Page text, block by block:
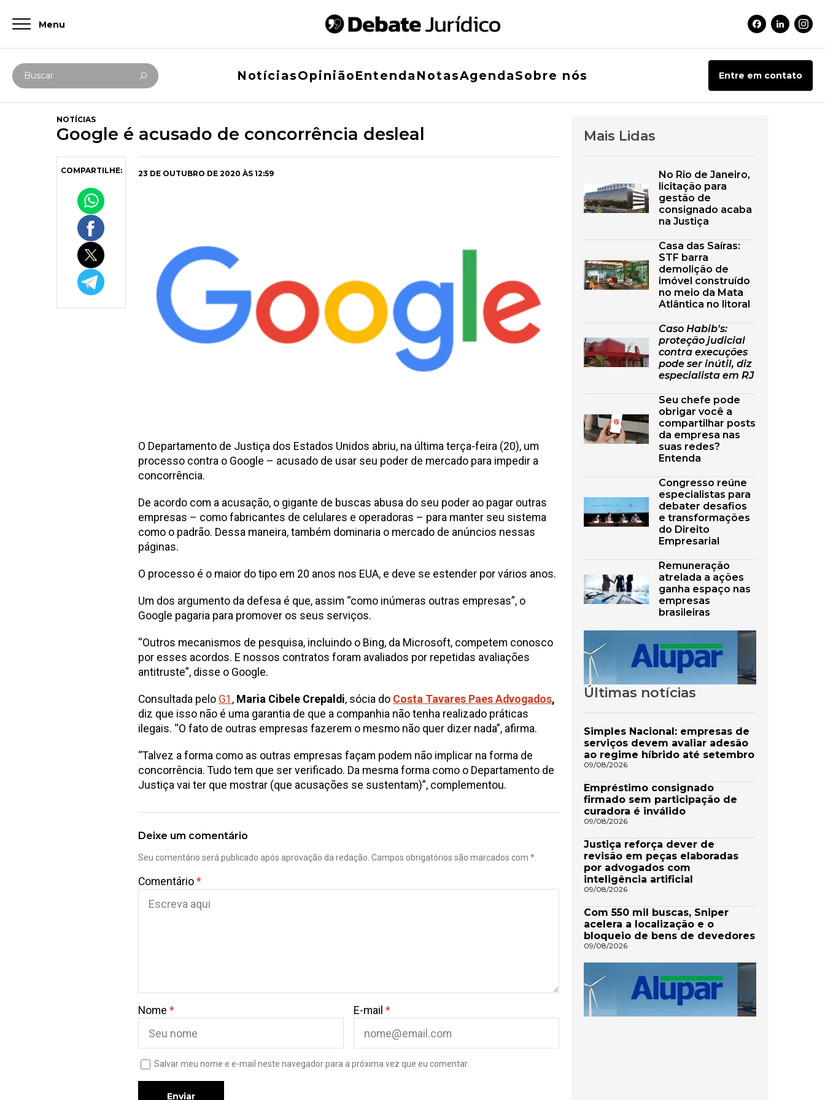
Menu Facebook
Linkedin
Digite abaixo sua busca
Buscar
NotíciasOpiniãoEntenda NotasAgendaSobre nós Entre em contato
NOTÍCIAS
Google é acusado de concorrência desleal
COMPARTILHE: 23 DE OUTUBRO DE 2020 ÀS 12:59
O Departamento de Justiça dos Estados Unidos abriu, na última terça-feira (20), um
processo contra o Google – acusado de usar seu poder de mercado para impedir a
concorrência.
De acordo com a acusação, o gigante de buscas abusa do seu poder ao pagar outras
empresas – como fabricantes de celulares e operadoras – para manter seu sistema
como o padrão. Dessa maneira, também dominaria o mercado de anúncios nessas
páginas.
O processo é o maior do tipo em 20 anos nos EUA, e deve se estender por vários anos.
Um dos argumento da defesa é que, assim “como inúmeras outras empresas”, o
Google pagaria para promover os seus serviços.
“Outros mecanismos de pesquisa, incluindo o Bing, da Microsoft, competem conosco
por esses acordos. E nossos contratos foram avaliados por repetidas avaliações
antitruste”, disse o Google.
Consultada pelo G1 , Maria Cibele Crepaldi, sócia do Costa Tavares Paes Advogados,
diz que isso não é uma garantia de que a companhia não tenha realizado práticas
ilegais. “O fato de outras empresas fazerem o mesmo não quer dizer nada”, afirma.
“Talvez a forma como as outras empresas façam podem não implicar na forma de
concorrência. Tudo tem que ser verificado. Da mesma forma como o Departamento de
Justiça vai ter que mostrar (que acusações se sustentam)”, complementou.
Deixe um comentário
Seu comentário será publicado após aprovação da redação. Campos obrigatórios são marcados com *.
Comentário*
Nome * E-mail*
Salvar meu nome e e-mail neste navegador para a próxima vez que eu comentar.
Enviar
Mais Lidas
No Rio de Janeiro,
licitação para
gestão de
consignado acaba
na Justiça
Casa das Saíras:
STF barra
demolição de
imóvel construído
no meio da Mata
Atlântica no litoral
Caso Habib's:
proteção judicial
contra execuções
pode ser inútil, diz
especialista em RJ
Seu chefe pode
obrigar você a
compartilhar posts
da empresa nas
suas redes?
Entenda
Congresso reúne
especialistas para
debater desafios
e transformações
do Direito
Empresarial
Remuneração
atrelada a ações
ganha espaço nas
empresas
brasileiras
Últimas notícias
Simples Nacional: empresas de
serviços devem avaliar adesão
ao regime híbrido até setembro
09/08/2026
Empréstimo consignado
firmado sem participação de
curadora é inválido
09/08/2026
Justiça reforça dever de
revisão em peças elaboradas
por advogados com
inteligência artificial
09/08/2026
Com 550 mil buscas, Sniper
acelera a localização e o
bloqueio de bens de devedores
09/08/2026